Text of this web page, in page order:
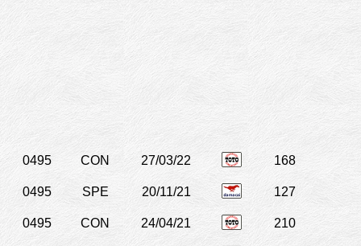
0495 CON 27/03/22 168
0495 SPE 20/11/21 127
0495 CON 24/04/21 210